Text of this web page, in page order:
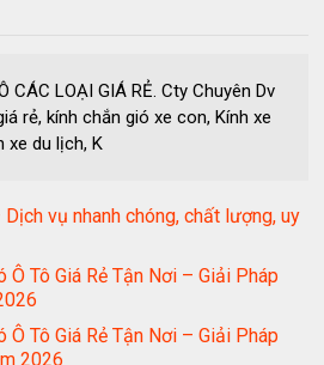
CÁC LOẠI GIÁ RẺ. Cty Chuyên Dv
rẻ, kính chắn gió xe con, Kính xe
xe du lịch, K
vụ nhanh chóng, chất lượng, uy
Ô Tô Giá Rẻ Tận Nơi – Giải Pháp
Ô Tô Giá Rẻ Tận Nơi – Giải Pháp
2026